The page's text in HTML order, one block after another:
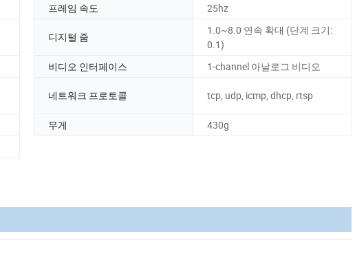
프레임 속도 25hz
디지털 줌
1.0~8.0 연속 확대 (단계 크기:
0.1)
비디오 인터페이스 1-channel 아날로그 비디오
네트워크 프로토콜 tcp, udp, icmp, dhcp, rtsp
무게
430g